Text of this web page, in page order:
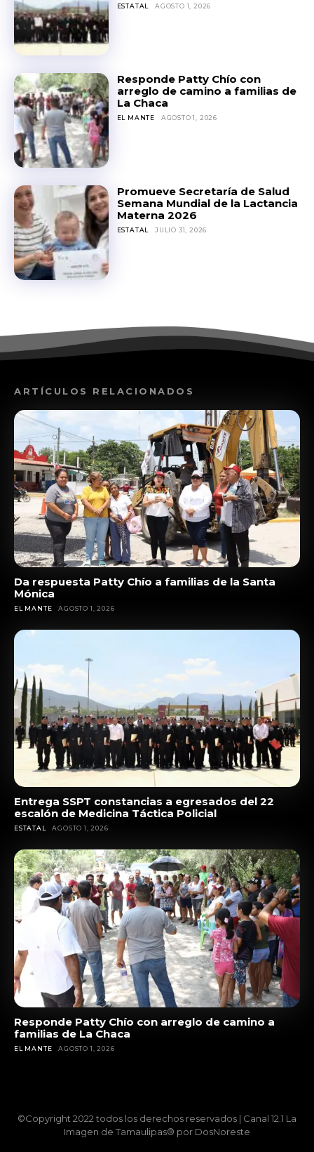
ESTATAL AGOSTO 1, 2026
Responde Patty Chío con
arreglo de camino a familias de
La Chaca
EL MANTE AGOSTO 1, 2026
Promueve Secretaría de Salud
Semana Mundial de la Lactancia
Materna 2026
ESTATAL JULIO 31, 2026
ARTÍCULOS RELACIONADOS
Da respuesta Patty Chío a familias de la Santa
Mónica
EL MANTE AGOSTO 1, 2026
Entrega SSPT constancias a egresados del 22
escalón de Medicina Táctica Policial
ESTATAL AGOSTO 1, 2026
Responde Patty Chío con arreglo de camino a
familias de La Chaca
EL MANTE AGOSTO 1, 2026
©Copyright 2022 todos los derechos reservados | Canal 12.1 La
Imagen de Tamaulipas® por DosNoreste